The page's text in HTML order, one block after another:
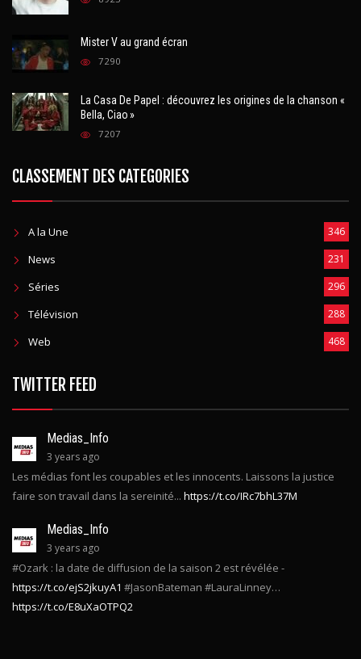
Mister V au grand écran
La Casa De Papel : découvrez les origines de la chanson «
Bella, Ciao »
CLASSEMENT DES CATEGORIES
A la Une 346
News 231
Séries 296
Télévision 288
Web 468
TWITTER FEED
Medias_Info
3 years ago
Les médias font les coupables et les innocents. Laissons la justice
faire son travail dans la sereinité... https://t.co/IRc7bhL37M
Medias_Info
3 years ago
#Ozark : la date de diffusion de la saison 2 est révélée -
https://t.co/ejS2jkuyA1 #JasonBateman #LauraLinney…
https://t.co/E8uXaOTPQ2